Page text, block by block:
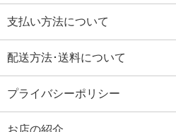
支払い方法について
配送方法･送料について
プライバシーポリシー
お店の紹介